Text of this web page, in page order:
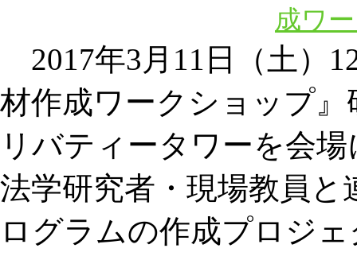
成ワ
2017年3月11日（土）
材作成ワークショップ
リバティータワーを会
法学研究者・現場教員
ログラムの作成プロジ